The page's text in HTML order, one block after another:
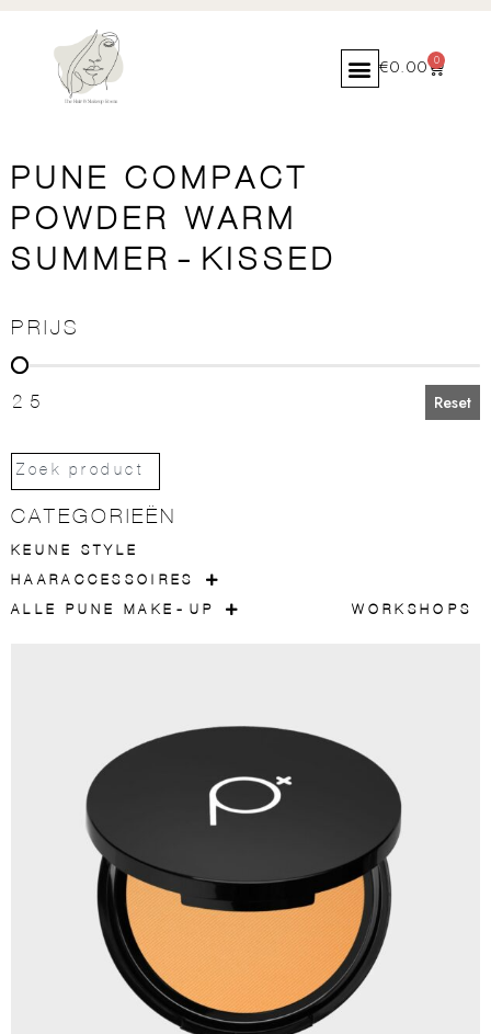
€0.00 0
PUNE COMPACT
POWDER WARM
SUMMER-KISSED
PRIJS
PRIJS
25 Reset
CATEGORIEËN
KEUNE STYLE
HAARACCESSOIRES
ALLE PUNE MAKE-UP
WORKSHOPS